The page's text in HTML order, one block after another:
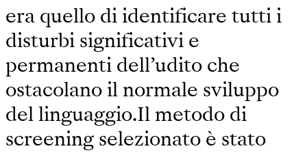
era quello di identificare tutti i
disturbi significativi e
permanenti dell’udito che
ostacolano il normale sviluppo
del linguaggio.Il metodo di
screening selezionato è stato